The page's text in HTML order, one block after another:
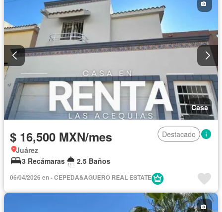
Recámara con closet
Caseta de vigilancia
Conserje
Permite niños
Completamente amueblado
Casa
$ 16,500 MXN/mes
Destacado
Juárez
3 Recámaras
2.5 Baños
06/04/2026 en - CEPEDA&AGUERO REAL ESTATE